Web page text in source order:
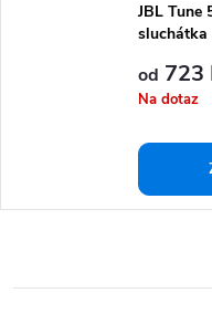
JBL Tune
sluchátka
od 723
Na dotaz